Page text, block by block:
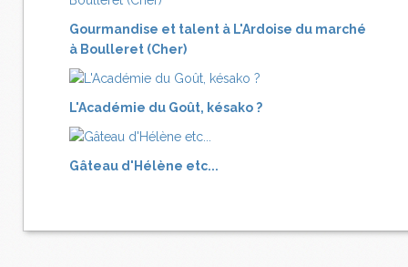
Gourmandise et talent à L'Ardoise du marché
à Boulleret (Cher)
L'Académie du Goût, késako ?
Gâteau d'Hélène etc...